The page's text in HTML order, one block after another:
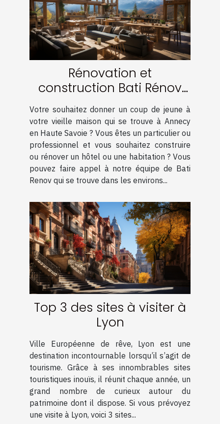
Rénovation et
construction Bati Rénov
en haute Savoie
Votre souhaitez donner un coup de jeune à
votre vieille maison qui se trouve à Annecy
en Haute Savoie ? Vous êtes un particulier ou
professionnel et vous souhaitez construire
ou rénover un hôtel ou une habitation ? Vous
pouvez faire appel à notre équipe de Bati
Renov qui se trouve dans les environs...
Top 3 des sites à visiter à
Lyon
Ville Européenne de rêve, Lyon est une
destination incontournable lorsqu’il s’agit de
tourisme. Grâce à ses innombrables sites
touristiques inouïs, il réunit chaque année, un
grand nombre de curieux autour du
patrimoine dont il dispose. Si vous prévoyez
une visite à Lyon, voici 3 sites...